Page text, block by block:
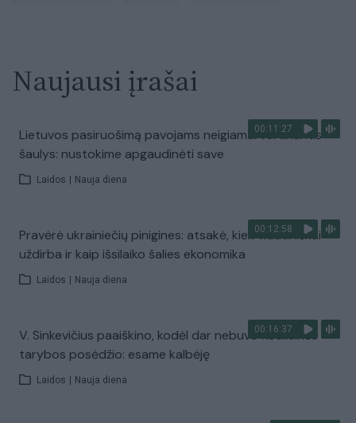
Naujausi įrašai
00:11:27
Lietuvos pasiruošimą pavojams neigiamai vertinantis
šaulys: nustokime apgaudinėti save
Laidos Nauja diena
00:12:58
Pravėrė ukrainiečių pinigines: atsakė, kiek vidutiniškai
uždirba ir kaip išsilaiko šalies ekonomika
Laidos Nauja diena
00:16:37
V. Sinkevičius paaiškino, kodėl dar nebuvo Koalicinės
tarybos posėdžio: esame kalbėję
Laidos Nauja diena